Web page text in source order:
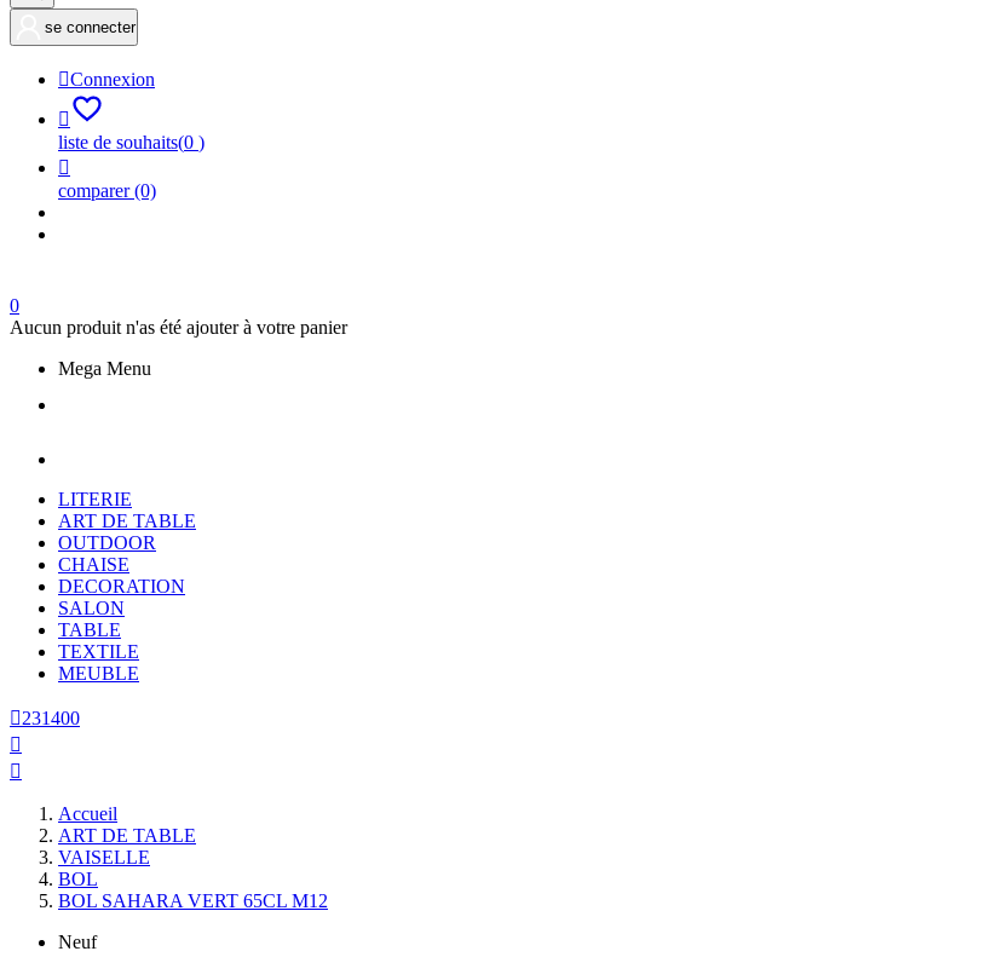
se connecter
Connexion

liste de souhaits(0 )

comparer(0)
0
Aucun produit n'as été ajouter à votre panier
Mega Menu
LITERIE
ART DE TABLE
OUTDOOR
CHAISE
DECORATION
SALON
TABLE
TEXTILE
MEUBLE
231400


Accueil
ART DE TABLE
VAISELLE
BOL
BOL SAHARA VERT 65CL M12
Neuf